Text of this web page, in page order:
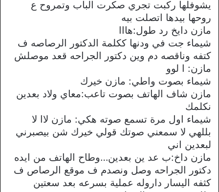
يشوفلها ركبت تجري صكرت الباب وتمروح ع
روحها بيدها اتصلت بيه
مازن دايخ رد طول:هااا
شيماء جت في ودنها ككلمة الدكتور الرصاصه ف
كتفه وناقصه دم وين دكتور الجراحه قعد موصلش
مازن: ا لوو
شيماء بصوت واطي: مازن خيرك
مازن شاف الهاتف بصوت تاعب:معاي ولاد بعدين
نكلمك
شيماء اول مرة تسمع صوته هكي: مازن لاا لا
بللهي لا سمعني صوتك قولي خيرك شن بيصبرني
لبعدين اني
مازن داخ:ب عد ين بعدين…وطاح الهاتف من ايده
دكتور الجراحه وصل ونصدم ف موقع الرصاص ف
كثفه اليسار داروله عملية بسرعه بعد سعتين